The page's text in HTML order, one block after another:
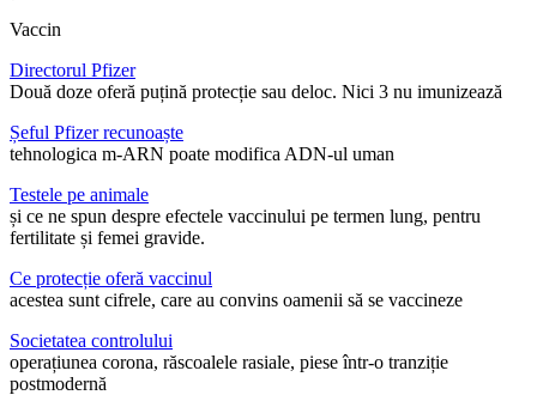
Vaccin
Directorul Pfizer
Două doze oferă puțină protecție sau deloc. Nici 3 nu imunizează
Șeful Pfizer recunoaște
tehnologica m-ARN poate modifica ADN-ul uman
Testele pe animale
și ce ne spun despre efectele vaccinului pe termen lung, pentru
fertilitate și femei gravide.
Ce protecție oferă vaccinul
acestea sunt cifrele, care au convins oamenii să se vaccineze
Societatea controlului
operațiunea corona, răscoalele rasiale, piese într-o tranziție
postmodernă